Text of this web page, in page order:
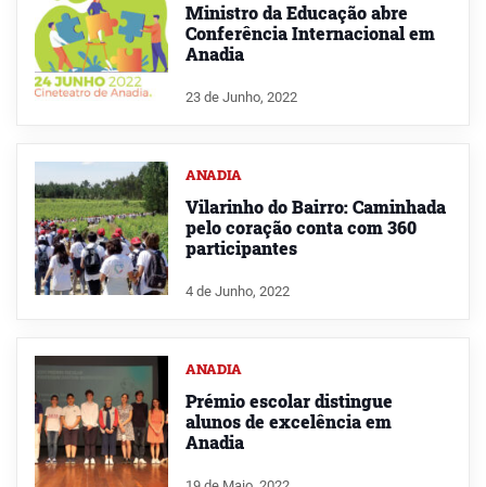
Ministro da Educação abre
Conferência Internacional em
Anadia
23 de Junho, 2022
ANADIA
Vilarinho do Bairro: Caminhada
pelo coração conta com 360
participantes
4 de Junho, 2022
ANADIA
Prémio escolar distingue
alunos de excelência em
Anadia